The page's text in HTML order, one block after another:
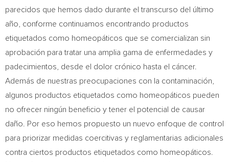
parecidos que hemos dado durante el transcurso del último
año, conforme continuamos encontrando productos
etiquetados como homeopáticos que se comercializan sin
aprobación para tratar una amplia gama de enfermedades y
padecimientos, desde el dolor crónico hasta el cáncer.
Además de nuestras preocupaciones con la contaminación,
algunos productos etiquetados como homeopáticos pueden
no ofrecer ningún beneficio y tener el potencial de causar
daño. Por eso hemos propuesto un nuevo enfoque de control
para priorizar medidas coercitivas y reglamentarias adicionales
contra ciertos productos etiquetados como homeopáticos.